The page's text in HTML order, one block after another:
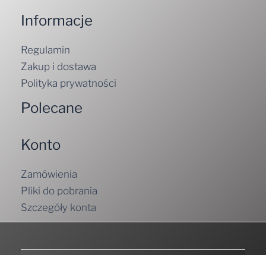
Informacje
Regulamin
Zakup i dostawa
Polityka prywatności
Polecane
Konto
Zamówienia
Pliki do pobrania
Szczegóły konta